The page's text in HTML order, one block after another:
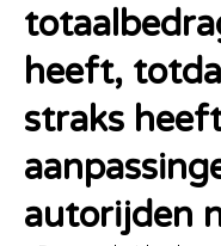
heeft,
straks
autorijden